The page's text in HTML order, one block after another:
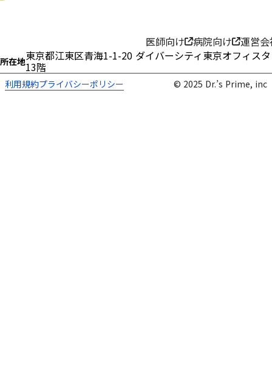
医師向け 病院向け 運営
所在地東京都江東区青海1-1-20 ダイバーシティ東京オフィス
13階
利用規約プライバシーポリシー © 2025 Dr.’s Prime, inc